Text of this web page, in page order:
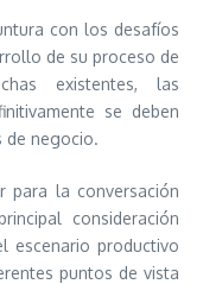
con los desafíos
de su proceso de
existentes, las
se deben
de negocio.
para la conversación
consideración
escenario productivo
puntos de vista